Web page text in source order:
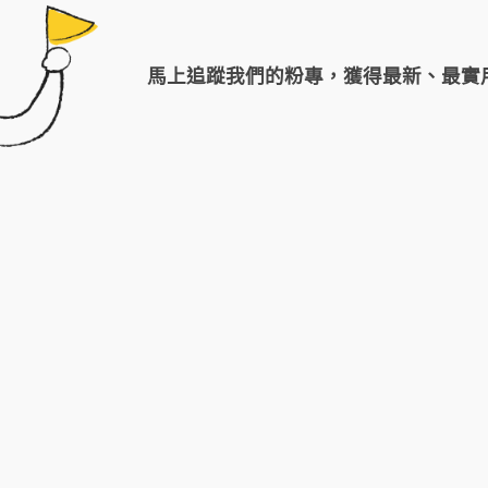
馬上追蹤我們的粉專，獲得最新、最實